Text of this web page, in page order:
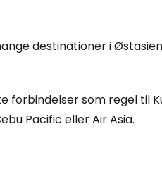
destinationer i
forbindelser som regel til
Pacific eller Air Asia.